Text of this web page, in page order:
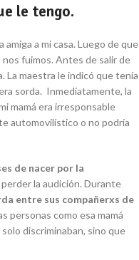
le tengo.
a mi casa. Luego de que
fuimos. Antes de salir de
La maestra le indicó que tenía
sorda. Inmediatamente, la
mamá era irresponsable
automovilístico o no podría
de nacer por la
perder la audición. Durante
entre sus compañerxs de
personas como esa mamá
discriminaban, sino que